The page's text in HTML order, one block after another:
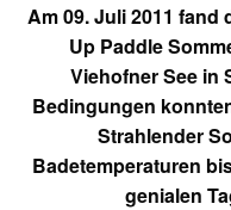
Am 09. Juli 2011 fand
Up Paddle
Viehofner See in
Bedingungen
Strahlender
Badetemperaturen
genialen